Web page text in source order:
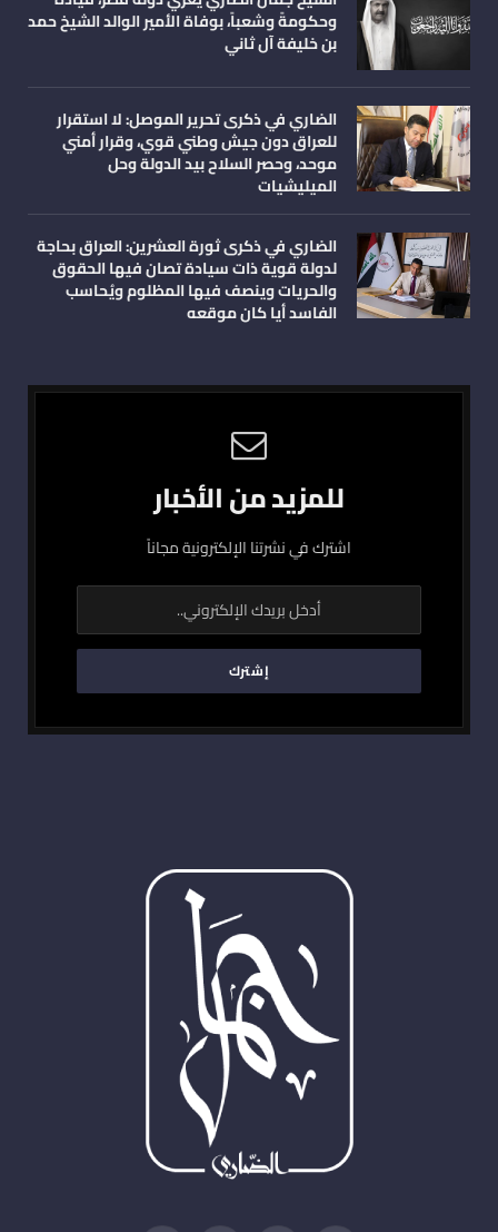
وحكومةً وشعباً، بوفاة الأمير الوالد الشيخ حمد
بن خليفة آل ثاني
الضاري في ذكرى تحرير الموصل: لا استقرار
للعراق دون جيش وطني قوي، وقرار أمني
موحد، وحصر السلاح بيد الدولة وحل
الميليشيات
الضاري في ذكرى ثورة العشرين: العراق بحاجة
لدولة قوية ذات سيادة تصان فيها الحقوق
والحريات وينصف فيها المظلوم ويُحاسب
الفاسد أيا كان موقعه
للمزيد من الأخبار
اشترك في نشرتنا الإلكترونية مجاناً